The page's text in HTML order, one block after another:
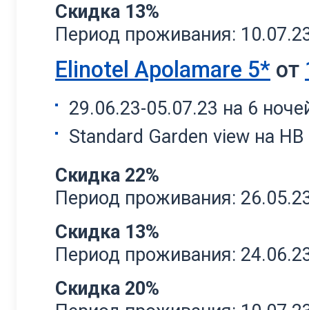
Скидка 13%
Период проживания:
Elinotel Apolamare 5* от
29.06.23-05.07.23 на 6
Standard Garden view на НВ
Скидка 22%
Период проживания:
Скидка 13%
Период проживания:
Скидка 20%